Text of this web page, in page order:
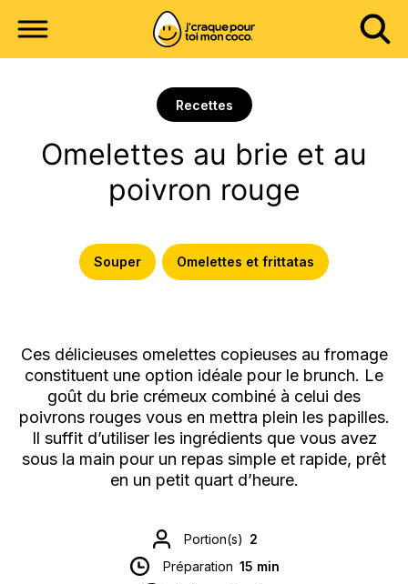
Recettes
Omelettes au brie et au
poivron rouge
Souper Omelettes et frittatas
Ces délicieuses omelettes copieuses au fromage
constituent une option idéale pour le brunch. Le
goût du brie crémeux combiné à celui des
poivrons rouges vous en mettra plein les papilles.
Il suffit d’utiliser les ingrédients que vous avez
sous la main pour un repas simple et rapide, prêt
en un petit quart d’heure.
Portion(s) 2
Préparation 15 min